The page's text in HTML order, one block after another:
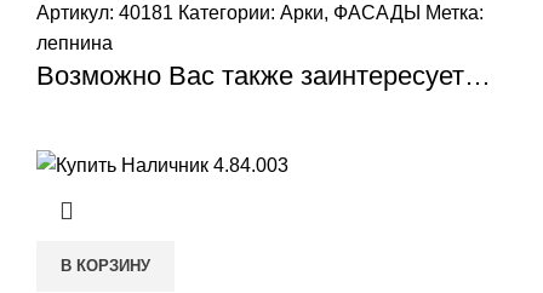
Артикул: 40181 Категории: Арки, ФАСАДЫ Метка:
лепнина
Возможно Вас также заинтересует…
В КОРЗИНУ